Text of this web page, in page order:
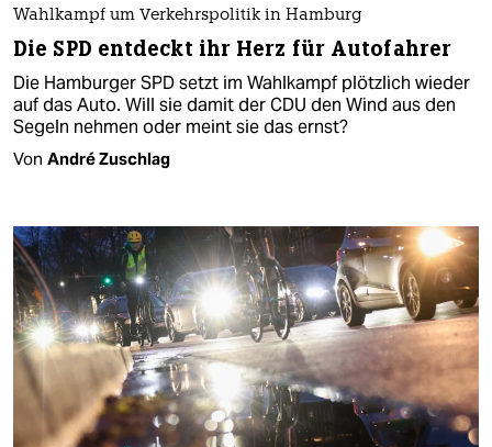
Wahlkampf um Verkehrspolitik in Hamburg
Die SPD entdeckt ihr Herz für Autofahrer
Die Hamburger SPD setzt im Wahlkampf plötzlich wieder
auf das Auto. Will sie damit der CDU den Wind aus den
Segeln nehmen oder meint sie das ernst?
Von André Zuschlag